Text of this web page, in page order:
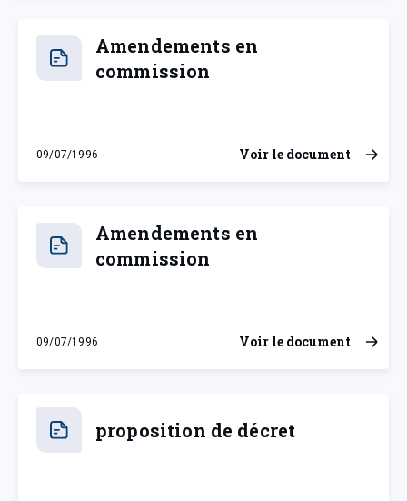
Amendements en
commission
09/07/1996
mardi 9 juillet 1996
Voir le document
Amendements en
commission
09/07/1996
mardi 9 juillet 1996
Voir le document
proposition de décret